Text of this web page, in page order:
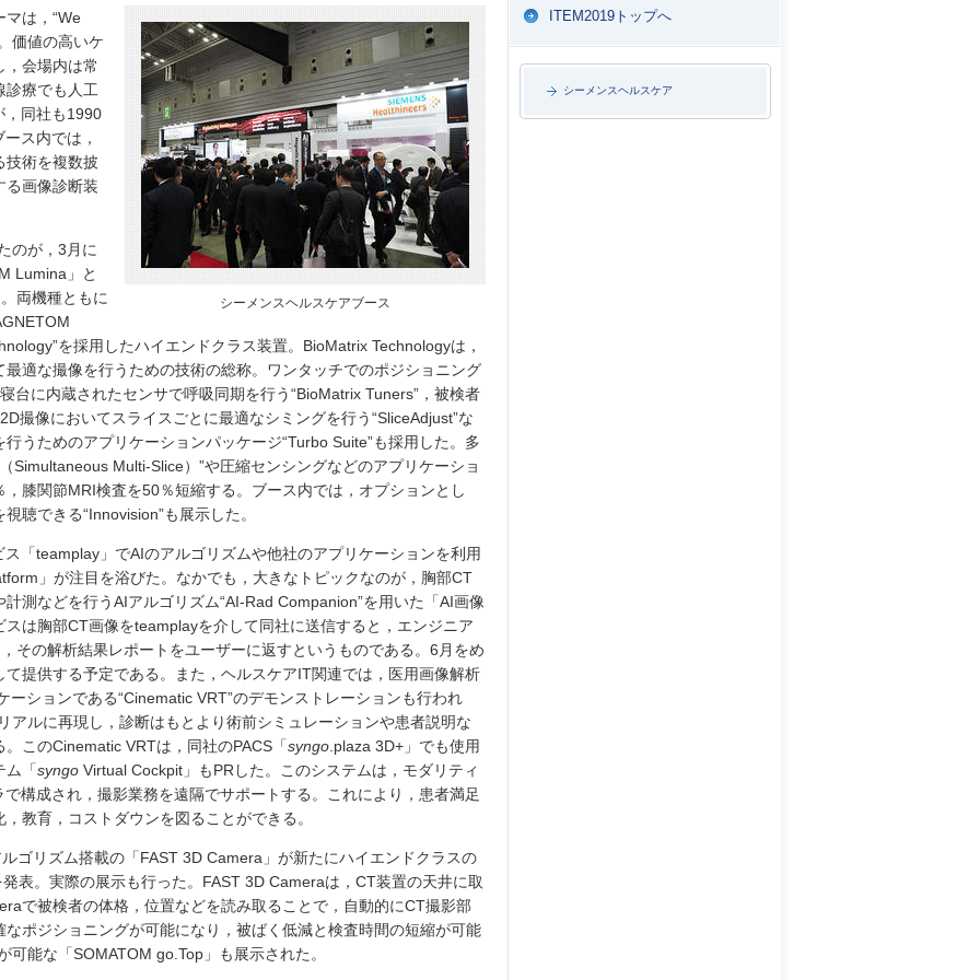
シーメンスヘルスケアブース
は，“We
価値の高いケ
，会場内は常
診療でも人工
，同社も1990
ス内では，
技術を複数披
る画像診断装
のが，3月に
Lumina」と
両機種ともに
を採用したハイエンドクラス装置。BioMatrix Technologyは，
適な撮像を行うための技術の総称。ワンタッチでのポジショニング
台に内蔵されたセンサで呼吸同期を行う“BioMatrix Tuners”，被検者
撮像においてスライスごとに最適なシミングを行う“SliceAdjust”な
うためのアプリケーションパッケージ“Turbo Suite”も採用した。多
Simultaneous Multi-Slice）”や圧縮センシングなどのアプリケーショ
膝関節MRI検査を50％短縮する。ブース内では，オプションとし
聴できる“Innovision”も展示した。
「teamplay」でAIのアルゴリズムや他社のアプリケーションを利用
」が注目を浴びた。なかでも，大きなトピックなのが，胸部CT
測などを行うAIアルゴリズム“AI-Rad Companion”を用いた「AI画像
は胸部CT画像をteamplayを介して同社に送信すると，エンジニア
その解析結果レポートをユーザーに返すというものである。6月をめ
提供する予定である。また，ヘルスケアIT関連では，医用画像解析
ーションである“Cinematic VRT”のデモンストレーションも行われ
アルに再現し，診断はもとより術前シミュレーションや患者説明な
このCinematic VRTは，同社のPACS「syngo.plaza 3D+」でも使用
ム「syngo Virtual Cockpit」もPRした。このシステムは，モダリティ
構成され，撮影業務を遠隔でサポートする。これにより，患者満足
教育，コストダウンを図ることができる。
ゴリズム搭載の「FAST 3D Camera」が新たにハイエンドクラスの
表。実際の展示も行った。FAST 3D Cameraは，CT装置の天井に取
で被検者の体格，位置などを読み取ることで，自動的にCT撮影部
ポジショニングが可能になり，被ばく低減と検査時間の短縮が可能
能な「SOMATOM go.Top」も展示された。
ITEM2019トップへ
シーメンスヘルスケア